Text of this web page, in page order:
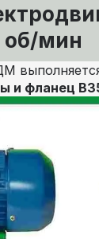
об/мин
и фланец